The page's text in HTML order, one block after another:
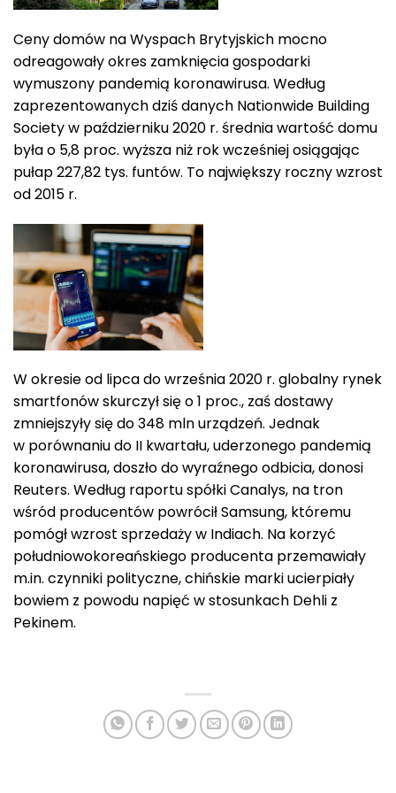
Ceny domów na Wyspach Brytyjskich mocno
odreagowały okres zamknięcia gospodarki
wymuszony pandemią koronawirusa. Według
zaprezentowanych dziś danych Nationwide Building
Society w październiku 2020 r. średnia wartość domu
była o 5,8 proc. wyższa niż rok wcześniej osiągając
pułap 227,82 tys. funtów. To największy roczny wzrost
od 2015 r.
W okresie od lipca do września 2020 r. globalny rynek
smartfonów skurczył się o 1 proc., zaś dostawy
zmniejszyły się do 348 mln urządzeń. Jednak
w porównaniu do II kwartału, uderzonego pandemią
koronawirusa, doszło do wyraźnego odbicia, donosi
Reuters. Według raportu spółki Canalys, na tron
wśród producentów powrócił Samsung, któremu
pomógł wzrost sprzedaży w Indiach. Na korzyć
południowokoreańskiego producenta przemawiały
m.in. czynniki polityczne, chińskie marki ucierpiały
bowiem z powodu napięć w stosunkach Dehli z
Pekinem.